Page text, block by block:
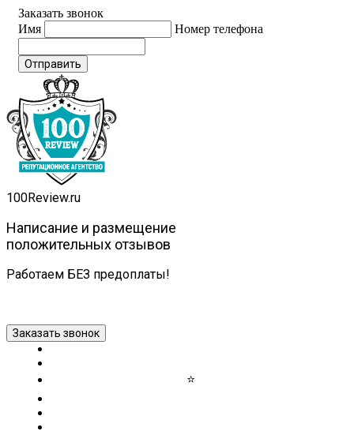
Заказать звонок
Имя
Номер телефона
Отправить
100Review.ru
Написание и размещение
положительных отзывов
Работаем БЕЗ предоплаты!
Заказать звонок
⭐